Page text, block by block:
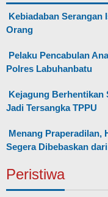
Kebiadaban Serangan
Orang
Pelaku Pencabulan
Polres Labuhanbatu
Kejagung Berhentikan
Jadi Tersangka TPPU
Menang Praperadilan,
Segera Dibebaskan
Peristiwa